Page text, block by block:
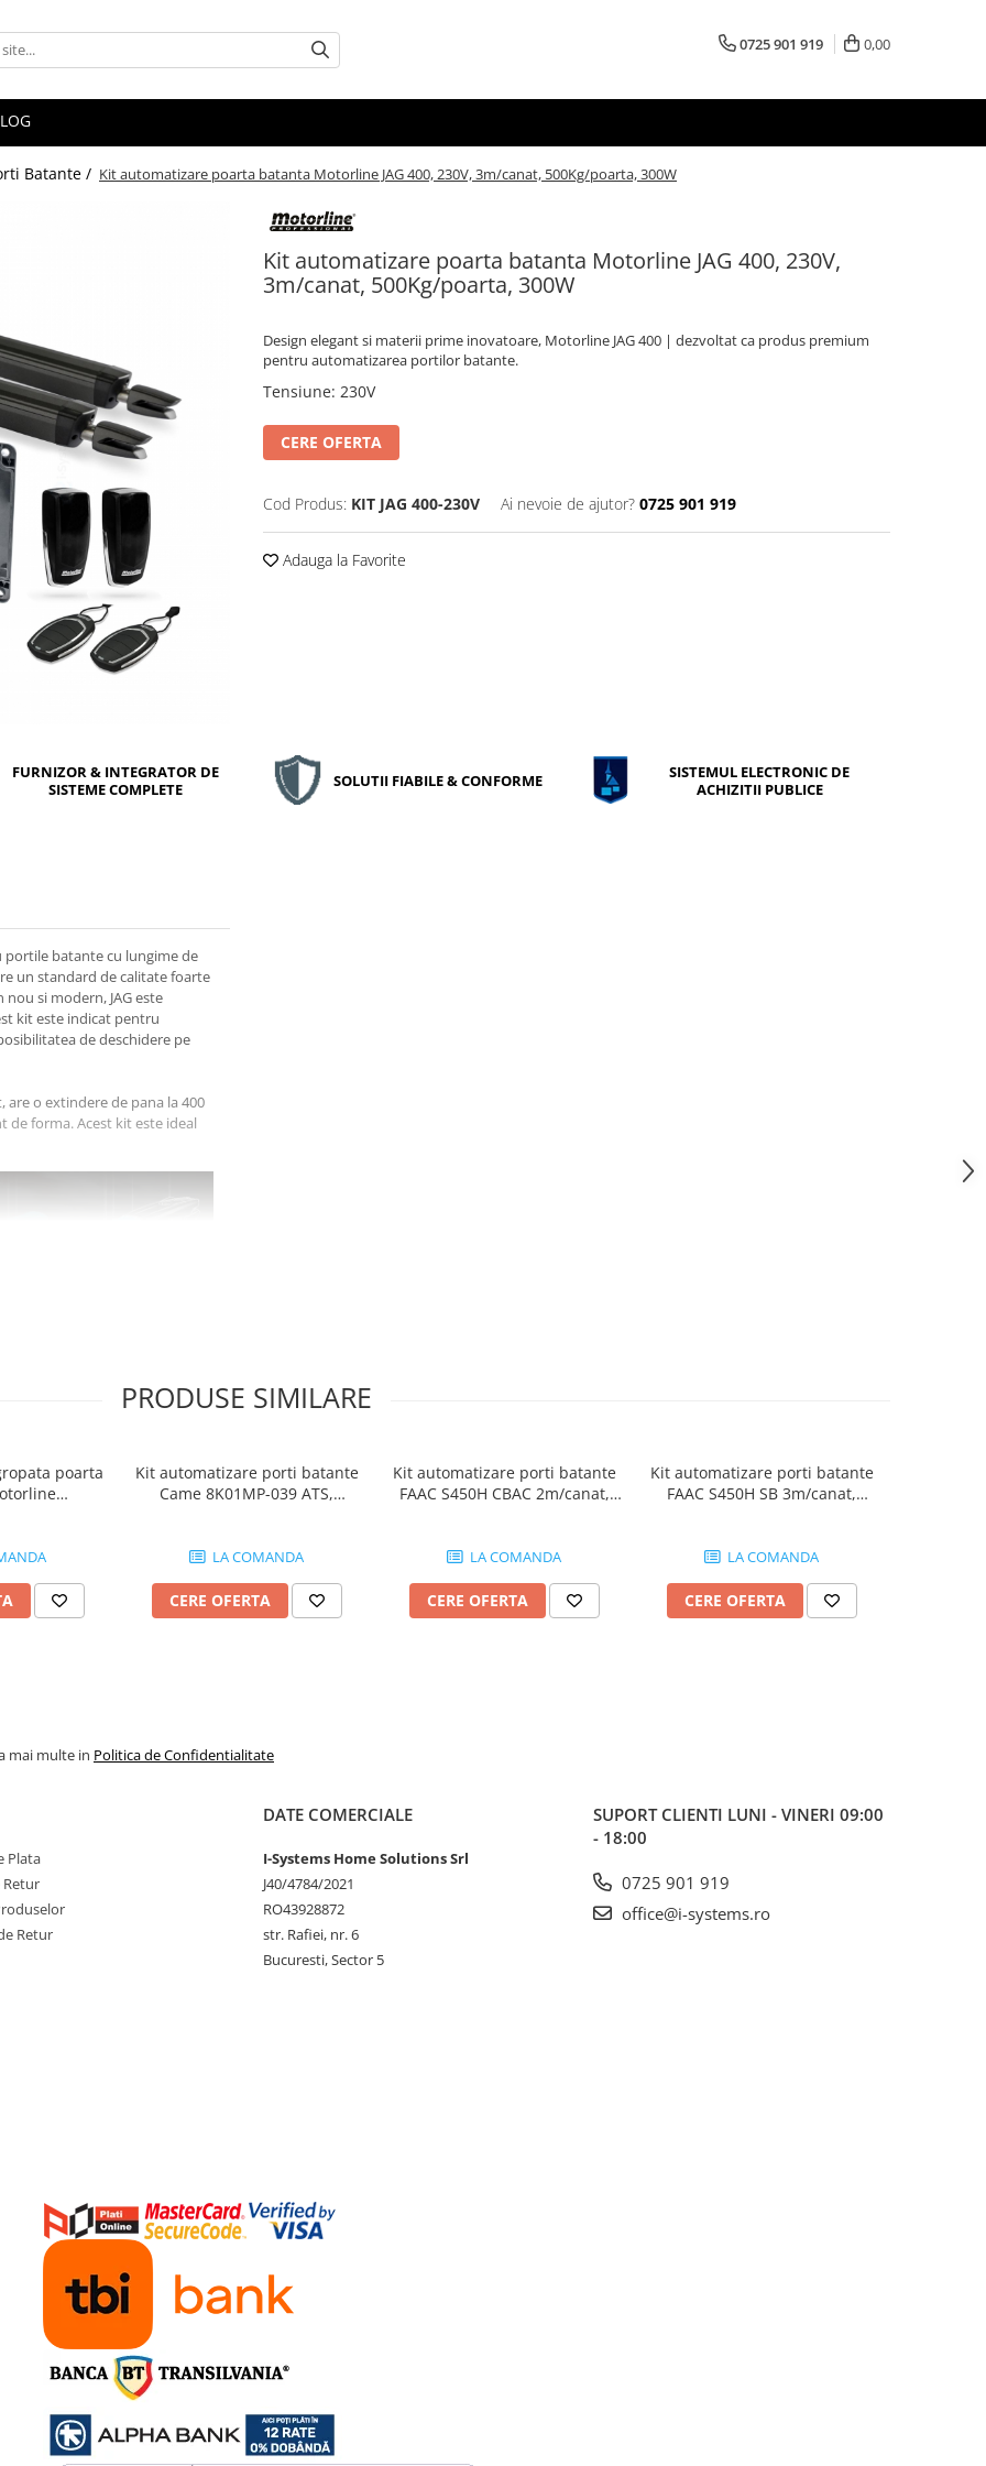
0725 901 919 0,00
Batante / Kit automatizare poarta batanta Motorline JAG 400, 230V, 3m/canat, 500Kg/poarta, 300W
Kit automatizare poarta batanta Motorline JAG 400, 230V,
3m/canat, 500Kg/poarta, 300W
Design elegant si materii prime inovatoare, Motorline JAG 400 | dezvoltat ca produs premium
pentru automatizarea portilor batante.
Tensiune: 230V
CERE OFERTA
Cod Produs: KIT JAG 400-230V Ai nevoie de ajutor? 0725 901 919
Adauga la Favorite
FURNIZOR & INTEGRATOR DE
SISTEME COMPLETE
SOLUTII FIABILE & CONFORME
SISTEMUL ELECTRONIC DE
ACHIZITII PUBLICE
portile batante cu lungime de
un standard de calitate foarte
si modern, JAG este
kit este indicat pentru
de deschidere pe
o extindere de pana la 400
de forma. Acest kit este ideal
deschiderea si
garanteaza accesul si o
ridicata);
silentioase);
de fixare din otel zincat, cu
PRODUSE SIMILARE
poarta
Kit automatizare porti batante
Came 8K01MP-039 ATS,
LA COMANDA
CERE OFERTA
Kit automatizare porti batante
FAAC S450H CBAC 2m/canat,
LA COMANDA
CERE OFERTA
Kit automatizare porti batante
FAAC S450H SB 3m/canat,
LA COMANDA
CERE OFERTA
mai multe in Politica de Confidentialitate
Plata
Retur
Retur
DATE COMERCIALE
I-Systems Home Solutions Srl
J40/4784/2021
RO43928872
str. Rafiei, nr. 6
Bucuresti, Sector 5
SUPORT CLIENTI LUNI - VINERI 09:00
- 18:00
0725 901 919
office@i-systems.ro